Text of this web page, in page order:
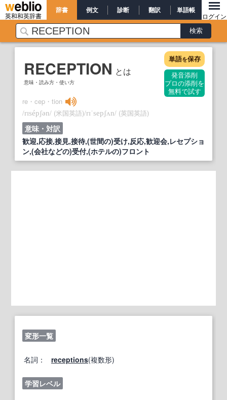
英和和英辞書
辞書 例文 診断 翻訳 単語帳
ログイン
RECEPTION とは
意味・読み方・使い方
単語を保存
発音添削
プロの添削を
無料で試す
re・cep・tion
/rɪsépʃən/ (米国英語)/rɪˈsepʃʌn/ (英国英語)
意味・対訳
歓迎,応接,接見,接待,(世間の)受け,反応,歓迎会,レセプショ
ン,(会社などの)受付,(ホテルの)フロント
変形一覧
名詞： receptions(複数形)
学習レベル